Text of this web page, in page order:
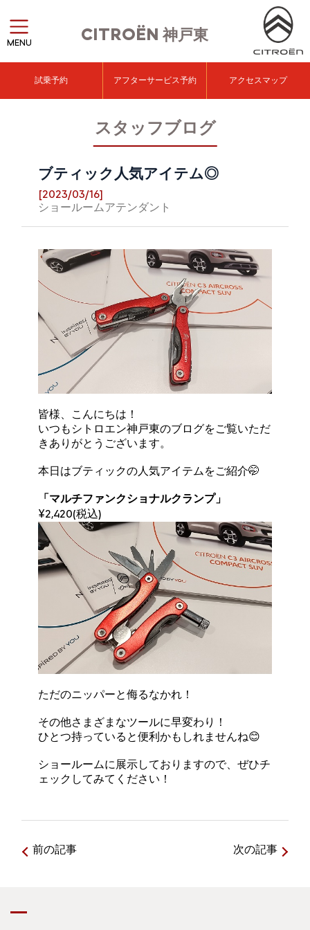
CITROËN神戸東
MENU
試乗予約 アフターサービス予約 アクセスマップ
スタッフブログ
ブティック人気アイテム◎
[2023/03/16]
ショールームアテンダント
皆様、こんにちは！
いつもシトロエン神戸東のブログをご覧いただ
きありがとうございます。
本日はブティックの人気アイテムをご紹介🤭
「マルチファンクショナルクランプ」
￥2,420(税込)
ただのニッパーと侮るなかれ！
その他さまざまなツールに早変わり！
ひとつ持っていると便利かもしれませんね😊
ショールームに展示しておりますので、ぜひチ
ェックしてみてください！
前の記事 次の記事